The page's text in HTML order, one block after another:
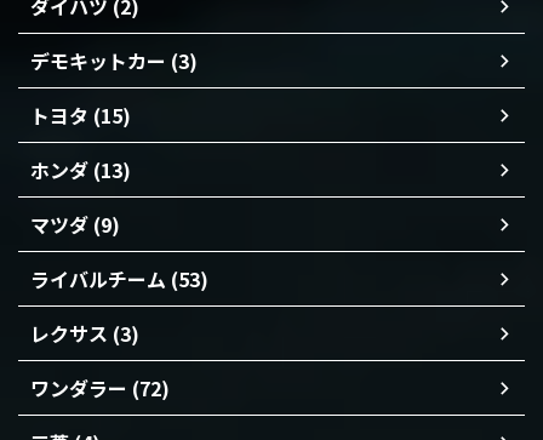
ダイハツ (2)
デモキットカー (3)
トヨタ (15)
ホンダ (13)
マツダ (9)
ライバルチーム (53)
レクサス (3)
ワンダラー (72)